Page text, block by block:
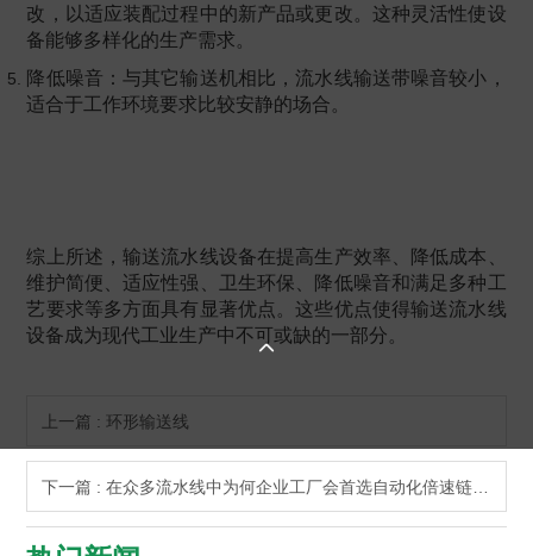

改，以适应装配过程中的新产品或更改。这种灵活性使设
备能够多样化的生产需求。
降低噪音：与其它输送机相比，流水线输送带噪音较小，
适合于工作环境要求比较安静的场合。
综上所述，输送流水线设备在提高生产效率、降低成本、
维护简便、适应性强、卫生环保、降低噪音和满足多种工
艺要求等多方面具有显著优点。这些优点使得输送流水线
设备成为现代工业生产中不可或缺的一部分。
上一篇 : 环形输送线